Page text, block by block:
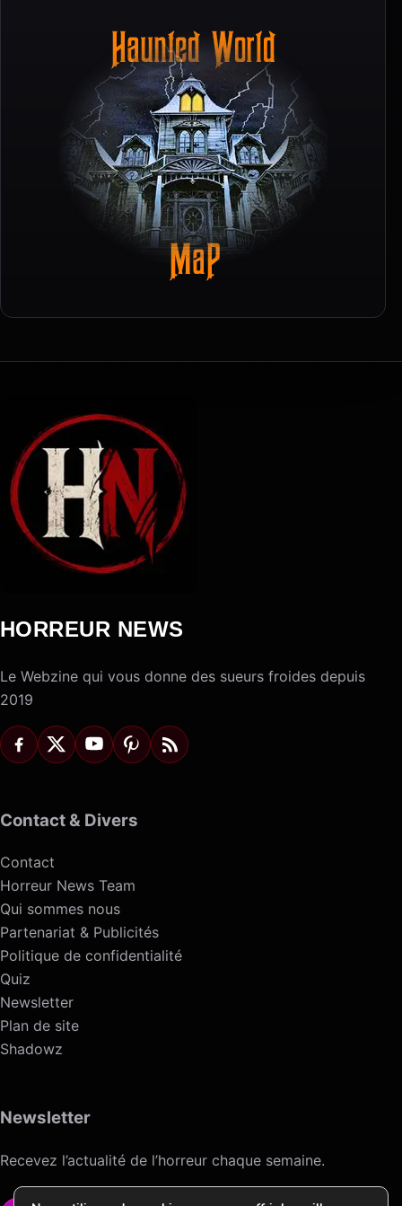
HORREUR NEWS
Le Webzine qui vous donne des sueurs froides depuis
2019
Contact & Divers
Contact
Horreur News Team
Qui sommes nous
Partenariat & Publicités
Politique de confidentialité
Quiz
Newsletter
Plan de site
Shadowz
Newsletter
Recevez l’actualité de l’horreur chaque semaine.